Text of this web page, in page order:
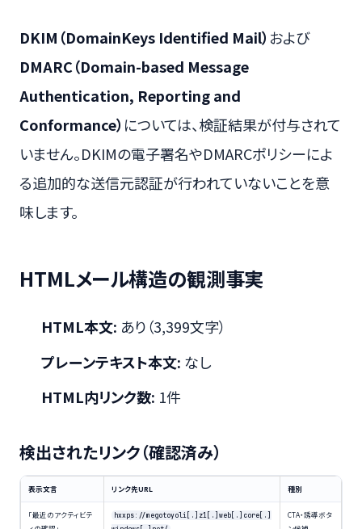
DKIM（DomainKeys Identified Mail） および
DMARC（Domain-based Message
Authentication, Reporting and
Conformance） については、検証結果が付与されて
いません。DKIMの電子署名やDMARCポリシーによ
る追加的な送信元認証が行われていないことを意
味します。
HTMLメール構造の観測事実
HTML本文: あり（3,399文字）
プレーンテキスト本文: なし
HTML内リンク数: 1件
検出されたリンク（確認済み）
表示文言 リンク先URL 種別
「最近のアクティビテ
hxxps://megotoyoli[.]z1[.]web[.]core[.]
CTA・誘導ボタ